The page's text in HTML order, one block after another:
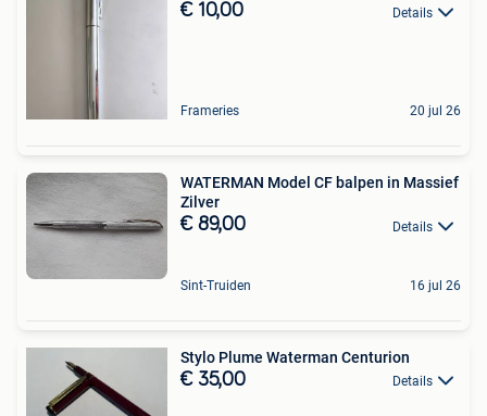
€ 10,00 Details
Frameries 20 jul 26
WATERMAN Model CF balpen in Massief
Zilver
€ 89,00 Details
Sint-Truiden 16 jul 26
Stylo Plume Waterman Centurion
€ 35,00 Details